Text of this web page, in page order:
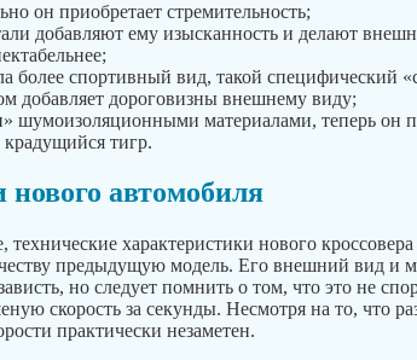
он приобретает стремительность;
добавляют ему изысканность и делают
более спортивный вид, такой специфический
добавляет дороговизны внешнему виду;
шумоизоляционными материалами, теперь он
тигр.
автомобиля
технические характеристики нового кроссовера
предыдущую модель. Его внешний вид и
но следует помнить о том, что это не
скорость за секунды. Несмотря на то, что
практически незаметен.